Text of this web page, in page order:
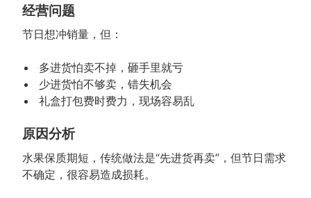
经营问题
节日想冲销量，但：
多进货怕卖不掉，砸手里就亏
少进货怕不够卖，错失机会
礼盒打包费时费力，现场容易乱
原因分析
水果保质期短，传统做法是“先进货再卖”，但节日需求
不确定，很容易造成损耗。